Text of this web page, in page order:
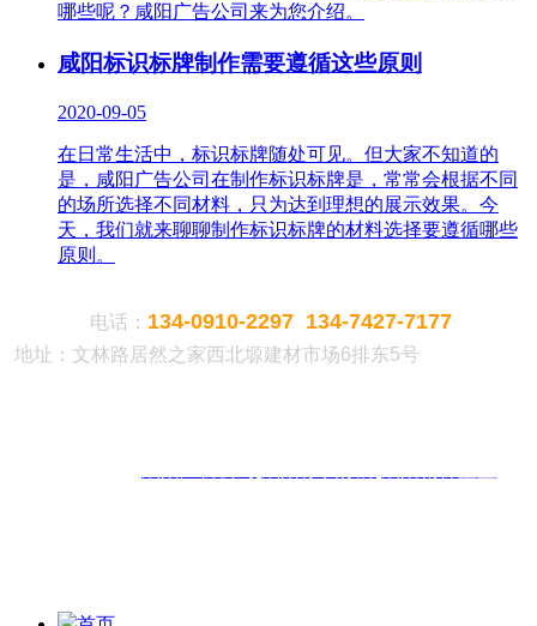
哪些呢？咸阳广告公司来为您介绍。
咸阳标识标牌制作需要遵循这些原则
2020-09-05
在日常生活中，标识标牌随处可见。但大家不知道的
是，咸阳广告公司在制作标识标牌是，常常会根据不同
的场所选择不同材料，只为达到理想的展示效果。今
天，我们就来聊聊制作标识标牌的材料选择要遵循哪些
原则。
电话： 134-0910-2297 134-7427-7177
地址：文林路居然之家西北塬建材市场6排东5号